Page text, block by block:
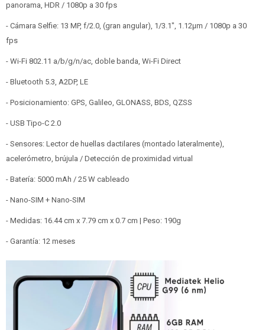
panorama, HDR / 1080p a 30 fps
- Cámara Selfie: 13 MP, f/2.0, (gran angular), 1/3.1", 1.12µm / 1080p a 30
fps
- Wi-Fi 802.11 a/b/g/n/ac, doble banda, Wi-Fi Direct
- Bluetooth 5.3, A2DP, LE
- Posicionamiento: GPS, Galileo, GLONASS, BDS, QZSS
- USB Tipo-C 2.0
- Sensores: Lector de huellas dactilares (montado lateralmente),
acelerómetro, brújula / Detección de proximidad virtual
- Batería: 5000 mAh / 25 W cableado
- Nano-SIM + Nano-SIM
- Medidas: 16.44 cm x 7.79 cm x 0.7 cm | Peso: 190g
- Garantía: 12 meses